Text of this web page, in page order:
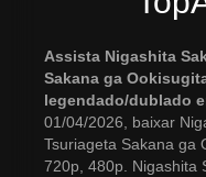
Assista Nigashita
Sakana ga
legendado/dublado
01/04/2026, baixar
Tsuriageta Sakana ga
720p, 480p. Nigashita